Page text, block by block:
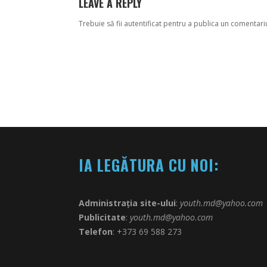
Trebuie să fii autentificat pentru a publica un
IA LEGĂTURA CU NOI:
Administrația site-ului: youth.md@yahoo.com
Publicitate: youth.md@yahoo.com
Telefon: +373 69 588 273